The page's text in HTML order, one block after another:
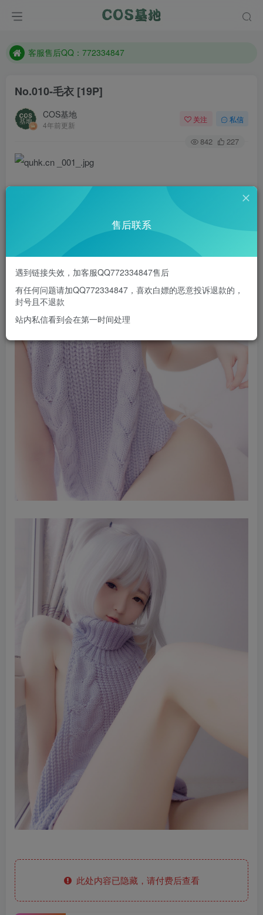
遇到任何问题加客服QQ：772334847
客服售后QQ：772334847
防失联：百度搜索《一七天佳》，实时查看最新站点。
No.010-毛衣 [19P]
COS基地
4年前更新
关注 私信
842 227
此处内容已隐藏，请付费后查看
售后联系
遇到链接失效，加客服QQ772334847售后
有任何问题请加QQ772334847，喜欢白嫖的恶意投诉退款的，
封号且不退款
站内私信看到会在第一时间处理